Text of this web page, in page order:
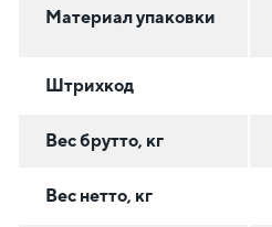
Материал упаковки
Штрихкод
Вес брутто, кг
Вес нетто, кг